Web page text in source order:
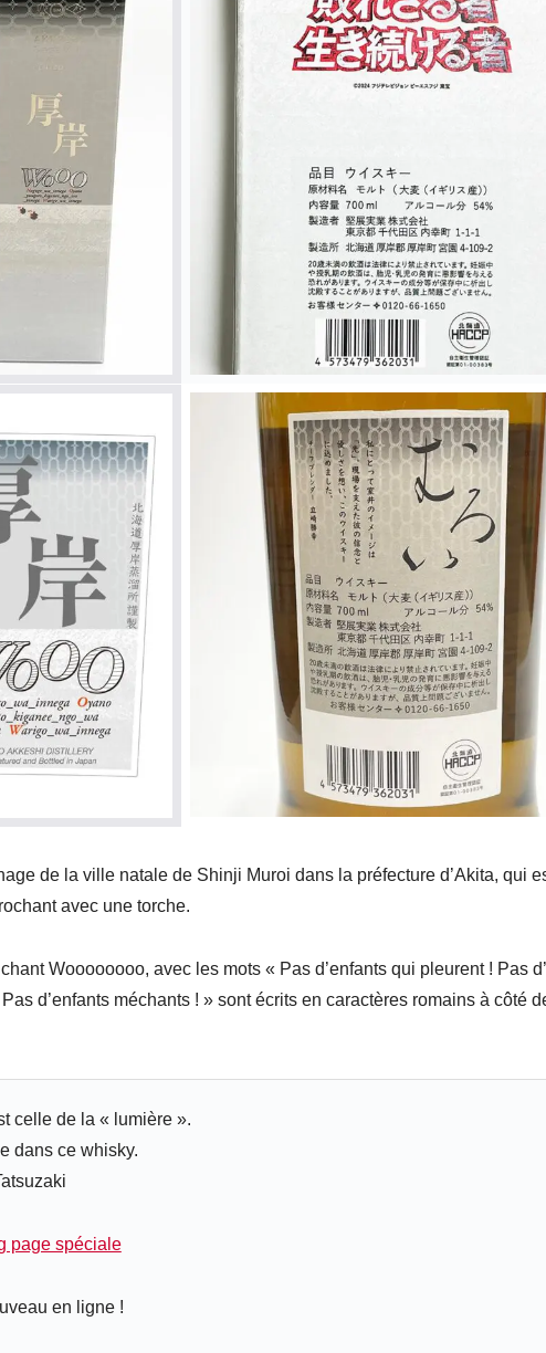
de la ville natale de Shinji Muroi dans la préfecture d’Akita, qui
avec une torche.
Woooooooo, avec les mots « Pas d’enfants qui pleurent ! Pas
d’enfants méchants ! » sont écrits en caractères romains à côté
celle de la « lumière ».
dans ce whisky.
page spéciale
en ligne !